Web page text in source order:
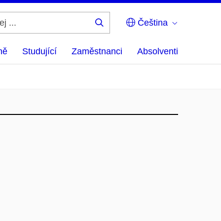
Čeština
Studující Zaměstnanci Absolventi